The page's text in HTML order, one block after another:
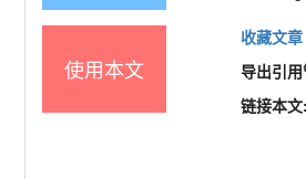
使用本文
收藏文章
导出引
链接本文: